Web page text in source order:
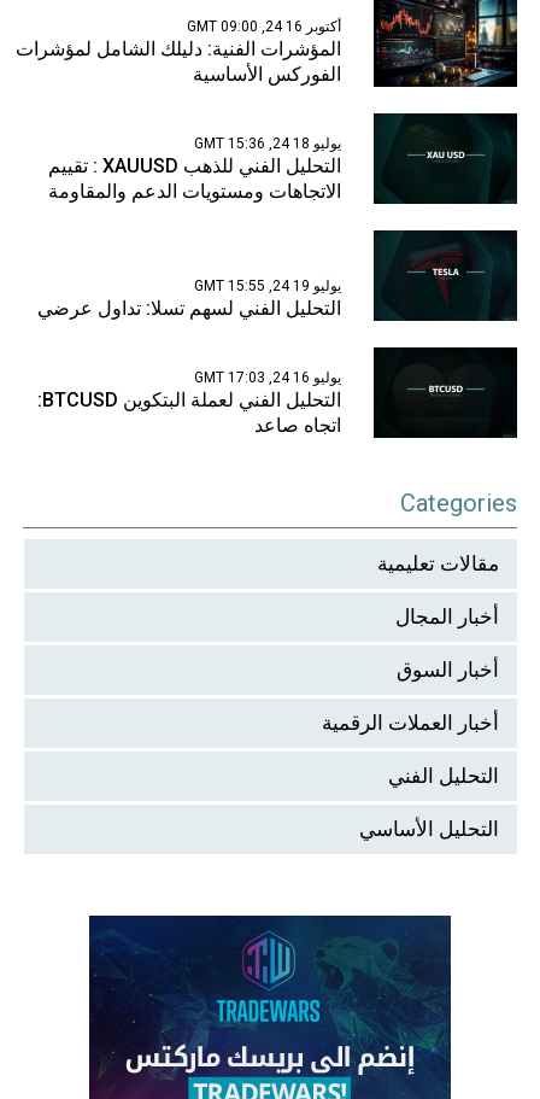
أكتوبر 16 24, 09:00 GMT
المؤشرات الفنية: دليلك الشامل لمؤشرات
الفوركس الأساسية
يوليو 18 24, 15:36 GMT
التحليل الفني للذهب XAUUSD : تقييم
الاتجاهات ومستويات الدعم والمقاومة
يوليو 19 24, 15:55 GMT
التحليل الفني لسهم تسلا: تداول عرضي
يوليو 16 24, 17:03 GMT
التحليل الفني لعملة البتكوين BTCUSD:
اتجاه صاعد
Categories
مقالات تعليمية
أخبار المجال
أخبار السوق
أخبار العملات الرقمية
التحليل الفني
التحليل الأساسي